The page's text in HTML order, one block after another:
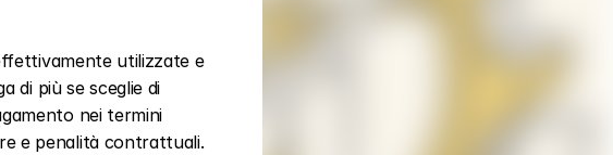
utilizzate e
di più se sceglie di
nei termini
e penalità contrattuali.